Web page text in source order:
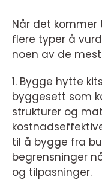
Når det kommer
flere typer å
noen av de
1. Bygge hytte
byggesett som
strukturer og
til å bygge fra
begrensninger
og tilpasninger.